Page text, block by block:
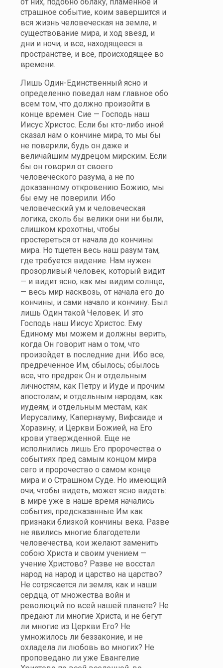
страшное событие, коим завершится и
вся жизнь человеческая на земле, и
существование мира, и ход звезд, и
дни и ночи, и все, находящееся в
пространстве, и все, происходящее во
времени.
Лишь Один-Единственный ясно и
определенно поведал нам главное обо
всем том, что должно произойти в
конце времен. Сие — Господь наш
Иисус Христос. Если бы кто-либо иной
сказал нам о кончине мира, то мы бы
не поверили, будь он даже и
величайшим мудрецом мирским. Если
бы он говорил от своего
человеческого разума, а не по
доказанному откровению Божию, мы
бы ему не поверили. Ибо
человеческий ум и человеческая
логика, сколь бы велики они ни были,
слишком крохотны, чтобы
простереться от начала до кончины
мира. Но тщетен весь наш разум там,
где требуется видение. Нам нужен
прозорливый человек, который видит
— и видит ясно, как мы видим солнце,
— весь мир насквозь, от начала его до
кончины, и сами начало и кончину. Был
лишь Один такой Человек. И это
Господь наш Иисус Христос. Ему
Единому мы можем и должны верить,
когда Он говорит нам о том, что
произойдет в последние дни. Ибо все,
предреченное Им, сбылось; сбылось
все, что предрек Он и отдельным
личностям, как Петру и Иуде и прочим
апостолам; и отдельным народам, как
иудеям; и отдельным местам, как
Иерусалиму, Капернауму, Вифсаиде и
Хоразину; и Церкви Божией, на Его
крови утвержденной. Еще не
исполнились лишь Его пророчества о
событиях пред самым концом мира
сего и пророчество о самом конце
мира и о Страшном Суде. Но имеющий
очи, чтобы видеть, может ясно видеть:
в мире уже в наше время начались
события, предсказанные Им как
признаки близкой кончины века. Разве
не явились многие благодетели
человечества, кои желают заменить
собою Христа и своим учением —
учение Христово? Разве не восстал
народ на народ и царство на царство?
Не сотрясается ли земля, как и наши
сердца, от множества войн и
революций по всей нашей планете? Не
предают ли многие Христа, и не бегут
ли многие из Церкви Его? Не
умножилось ли беззаконие, и не
охладела ли любовь во многих? Не
проповедано ли уже Евангелие